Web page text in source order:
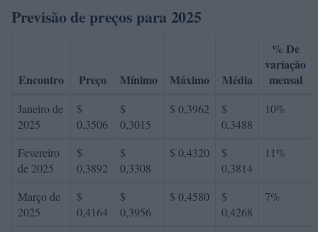
Previsão de preços para 2025
Encontro Preço Mínimo Máximo Média
% De
variação
mensal
Janeiro de
2025
$
0,3506
$
0,3015
$ 0,3962
$
0,3488
10%
Fevereiro
de 2025
$
0,3892
$
0,3308
$ 0,4320
$
0,3814
11%
Março de
2025
$
0,4164
$
0,3956
$ 0,4580
$
0,4268
7%